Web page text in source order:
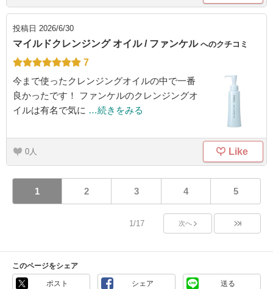
投稿日 2026/6/30
マイルドクレンジング オイル / ファンケル へのクチコミ
7
今まで使ったクレンジングオイルの中で一番
良かったです！ ファンケルのクレンジングオ
イルは有名で気に …続きをみる
0 Like
1 2 3 4 5
1/17 次へ
このページをシェア
ポスト シェア 送る